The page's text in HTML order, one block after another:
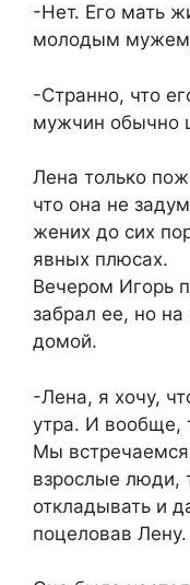
-Нет. Его мать
молодым мужем,
-Странно, что
мужчин обычно
Лена только
что она не
жених до сих
явных плюсах.
Вечером Игорь
забрал ее, но на
домой.
-Лена, я хочу,
утра. И вообще,
Мы
взрослые люди,
откладывать и
поцеловав Лену.